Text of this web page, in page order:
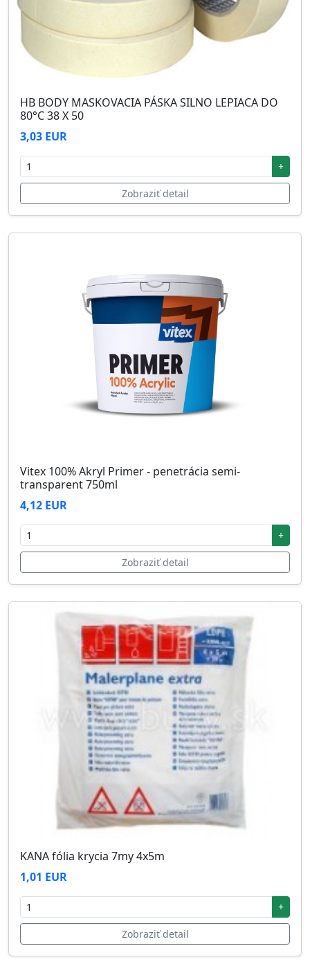
HB BODY MASKOVACIA PÁSKA SILNO LEPIACA DO
80°C 38 X 50
3,03 EUR
+
Zobraziť detail
Vitex 100% Akryl Primer - penetrácia semi-
transparent 750ml
4,12 EUR
+
Zobraziť detail
KANA fólia krycia 7my 4x5m
1,01 EUR
+
Zobraziť detail